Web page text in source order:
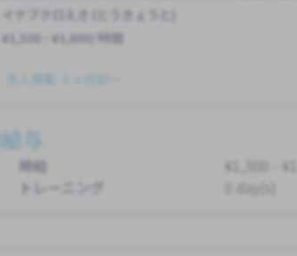
みじかい あいだの しごと
はじめて OK
イケブクロえき (とうきょうと)
¥1,500 - ¥1,600/ 時間
求人掲載 ３ヶ月前〜
給与
時給
¥1,500 -
トレーニング
0 day(s)